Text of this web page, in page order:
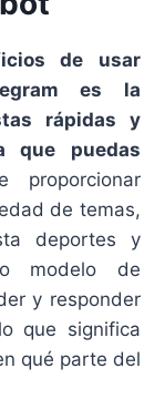
de usar
es la
rápidas y
que puedas
proporcionar
de temas,
deportes y
modelo de
y responder
que significa
qué parte del